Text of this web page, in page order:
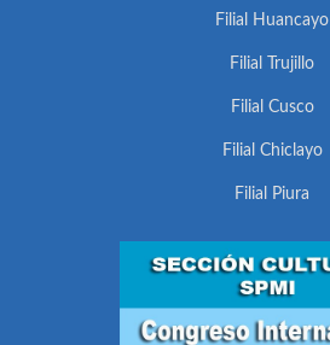
Filial Huancayo
Filial Trujillo
Filial Cusco
Filial Chiclayo
Filial Piura